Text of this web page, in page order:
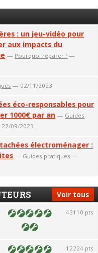
: un jeu-vidéo pour
aux impacts du
— Pourquoi réparer ? —
— 02/11/2023
éco-responsables pour
1000€ par an — Guides
09/2023
électroménager :
— Guides pratiques —
Voir tous
43110 pts
12224 pts